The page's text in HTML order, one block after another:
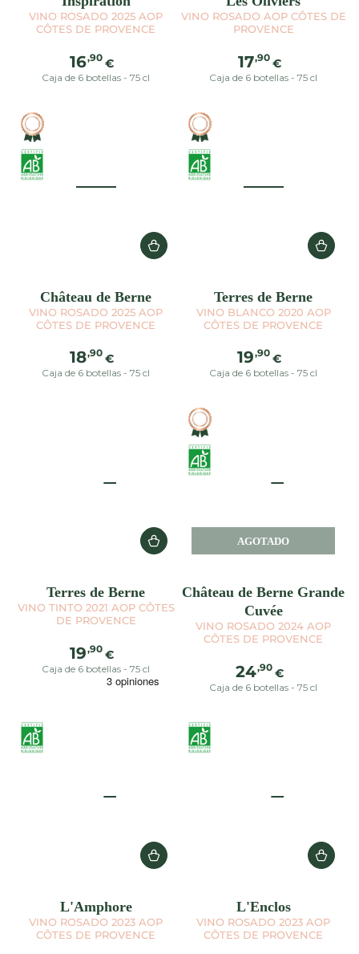
VINO ROSADO 2025 AOP
CÔTES DE PROVENCE
Precio
regular
16,90 €
Caja de 6 botellas - 75 cl
VINO ROSADO AOP CÔTES DE
PROVENCE
Precio
regular
17,90 €
Caja de 6 botellas - 75 cl
Château de Berne
VINO ROSADO 2025 AOP
CÔTES DE PROVENCE
Precio
regular
18,90 €
Caja de 6 botellas - 75 cl
Terres de Berne
VINO BLANCO 2020 AOP
CÔTES DE PROVENCE
Precio
regular
19,90 €
Caja de 6 botellas - 75 cl
Terres de Berne
VINO TINTO 2021 AOP CÔTES
DE PROVENCE
Precio
regular
19,90 €
Caja de 6 botellas - 75 cl
Château de Berne Grande
Cuvée
VINO ROSADO 2024 AOP
CÔTES DE PROVENCE
Precio
regular
24,90 €
Caja de 6 botellas - 75 cl
AGOTADO
L'Amphore
VINO ROSADO 2023 AOP
CÔTES DE PROVENCE
L'Enclos
VINO ROSADO 2023 AOP
CÔTES DE PROVENCE